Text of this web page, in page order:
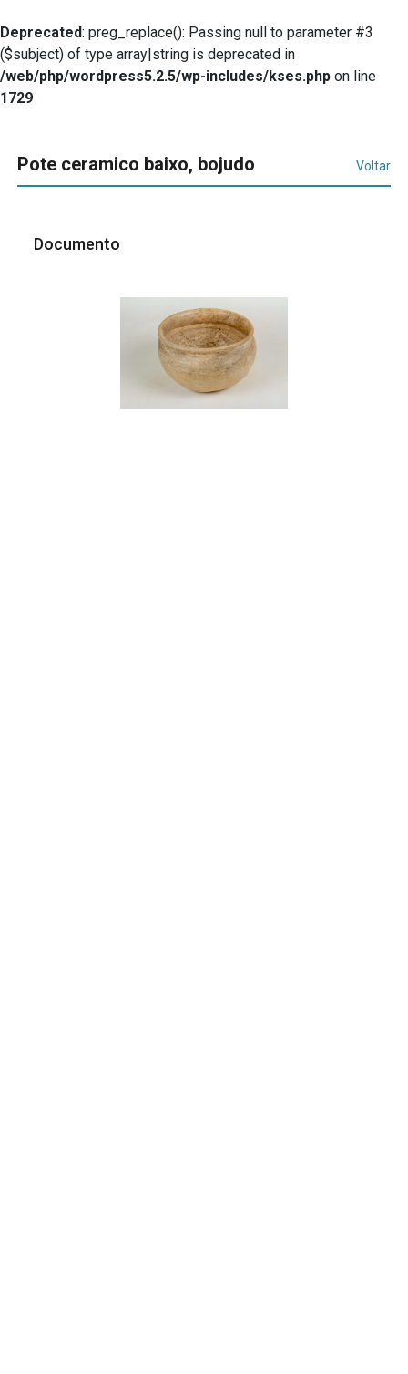
Deprecated: preg_replace(): Passing null to parameter #3
($subject) of type array|string is deprecated in
/web/php/wordpress5.2.5/wp-includes/kses.php on line
1729
Pote ceramico baixo, bojudo Voltar
Documento